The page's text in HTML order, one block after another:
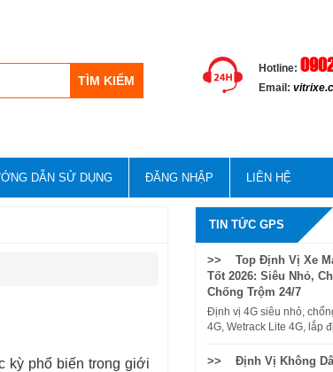
Hotline:
Email:
DẪN SỬ DỤNG ĐĂNG NHẬP LIÊN HỆ
kỳ phổ biến trong giới
TIN TỨC GPS
>> Top Định Vị Xe
Tốt 2026: Siêu Nhỏ,
Chống Trộm 24/7
Định vị 4G siêu nhỏ,
4G, Wetrack Lite 4G, lắp
>> Định Vị Không